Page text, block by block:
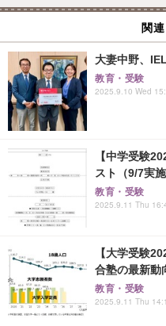
関
大妻中野、
教育・受験
2025.9.10 Wed
【中学受験
スト（9/7実
教育・受験
2025.9.11 Thu
【大学受験
合塾の最新動
教育・受験
2025.9.11 Thu